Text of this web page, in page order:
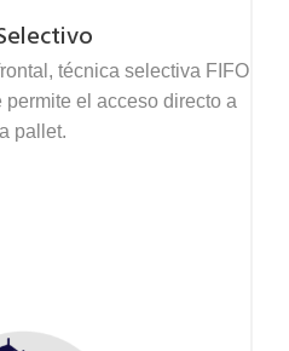
técnica selectiva FIFO
permite el acceso directo a
pallet.